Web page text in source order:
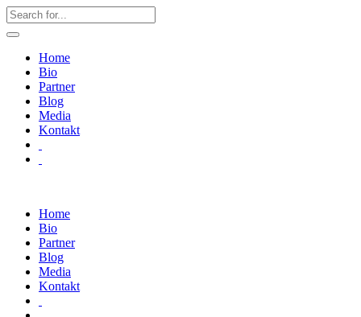
Home
Bio
Partner
Blog
Media
Kontakt
Home
Bio
Partner
Blog
Media
Kontakt